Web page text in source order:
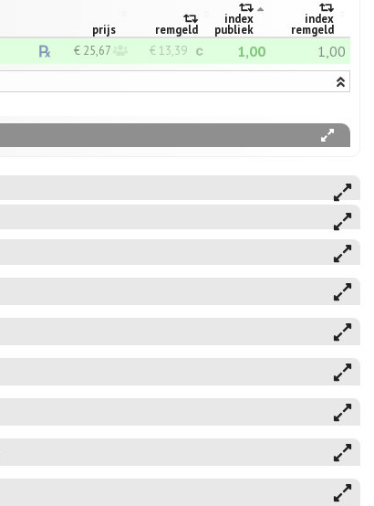
prijs remgeld
index
publiek
index
remgeld
€ 25,67 € 13,39 1,00 1,00